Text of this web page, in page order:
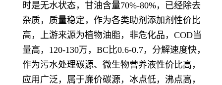
时是无水状态，甘油含量70%-80%，已经除去
杂质，质量稳定，作为各类助剂添加剂性价比
高，上游来源为植物油脂，非危化品，COD当
量高，120-130万，BC比0.6-0.7，分解速度快，
作为污水处理碳源、微生物营养液性价比高，
应用广泛，属于廉价碳源，冰点低，沸点高，